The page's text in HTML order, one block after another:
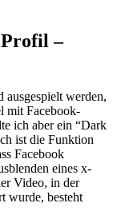
–
ausgespielt werden,
mit Facebook-
ich aber ein “Dark
ist die Funktion
Facebook
eines x-
Video, in der
wurde, besteht